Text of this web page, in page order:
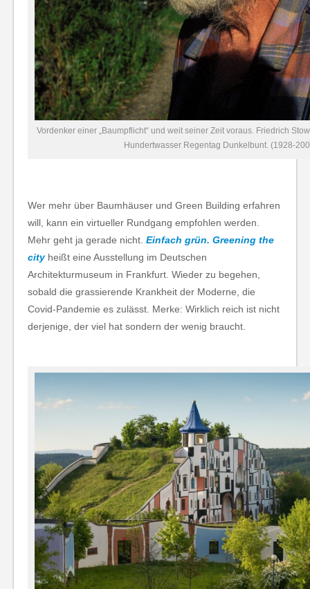
Vordenker einer „Baumpflicht“ und weit seiner Zeit voraus. Friedrich
Hundertwasser Regentag Dunkelbunt. (1928-
Wer mehr über Baumhäuser und Green Building erfahren
will, kann ein virtueller Rundgang empfohlen werden.
Mehr geht ja gerade nicht. Einfach grün. Greening the
city heißt eine Ausstellung im Deutschen
Architekturmuseum in Frankfurt. Wieder zu begehen,
sobald die grassierende Krankheit der Moderne, die
Covid-Pandemie es zulässt. Merke: Wirklich reich ist nicht
derjenige, der viel hat sondern der wenig braucht.